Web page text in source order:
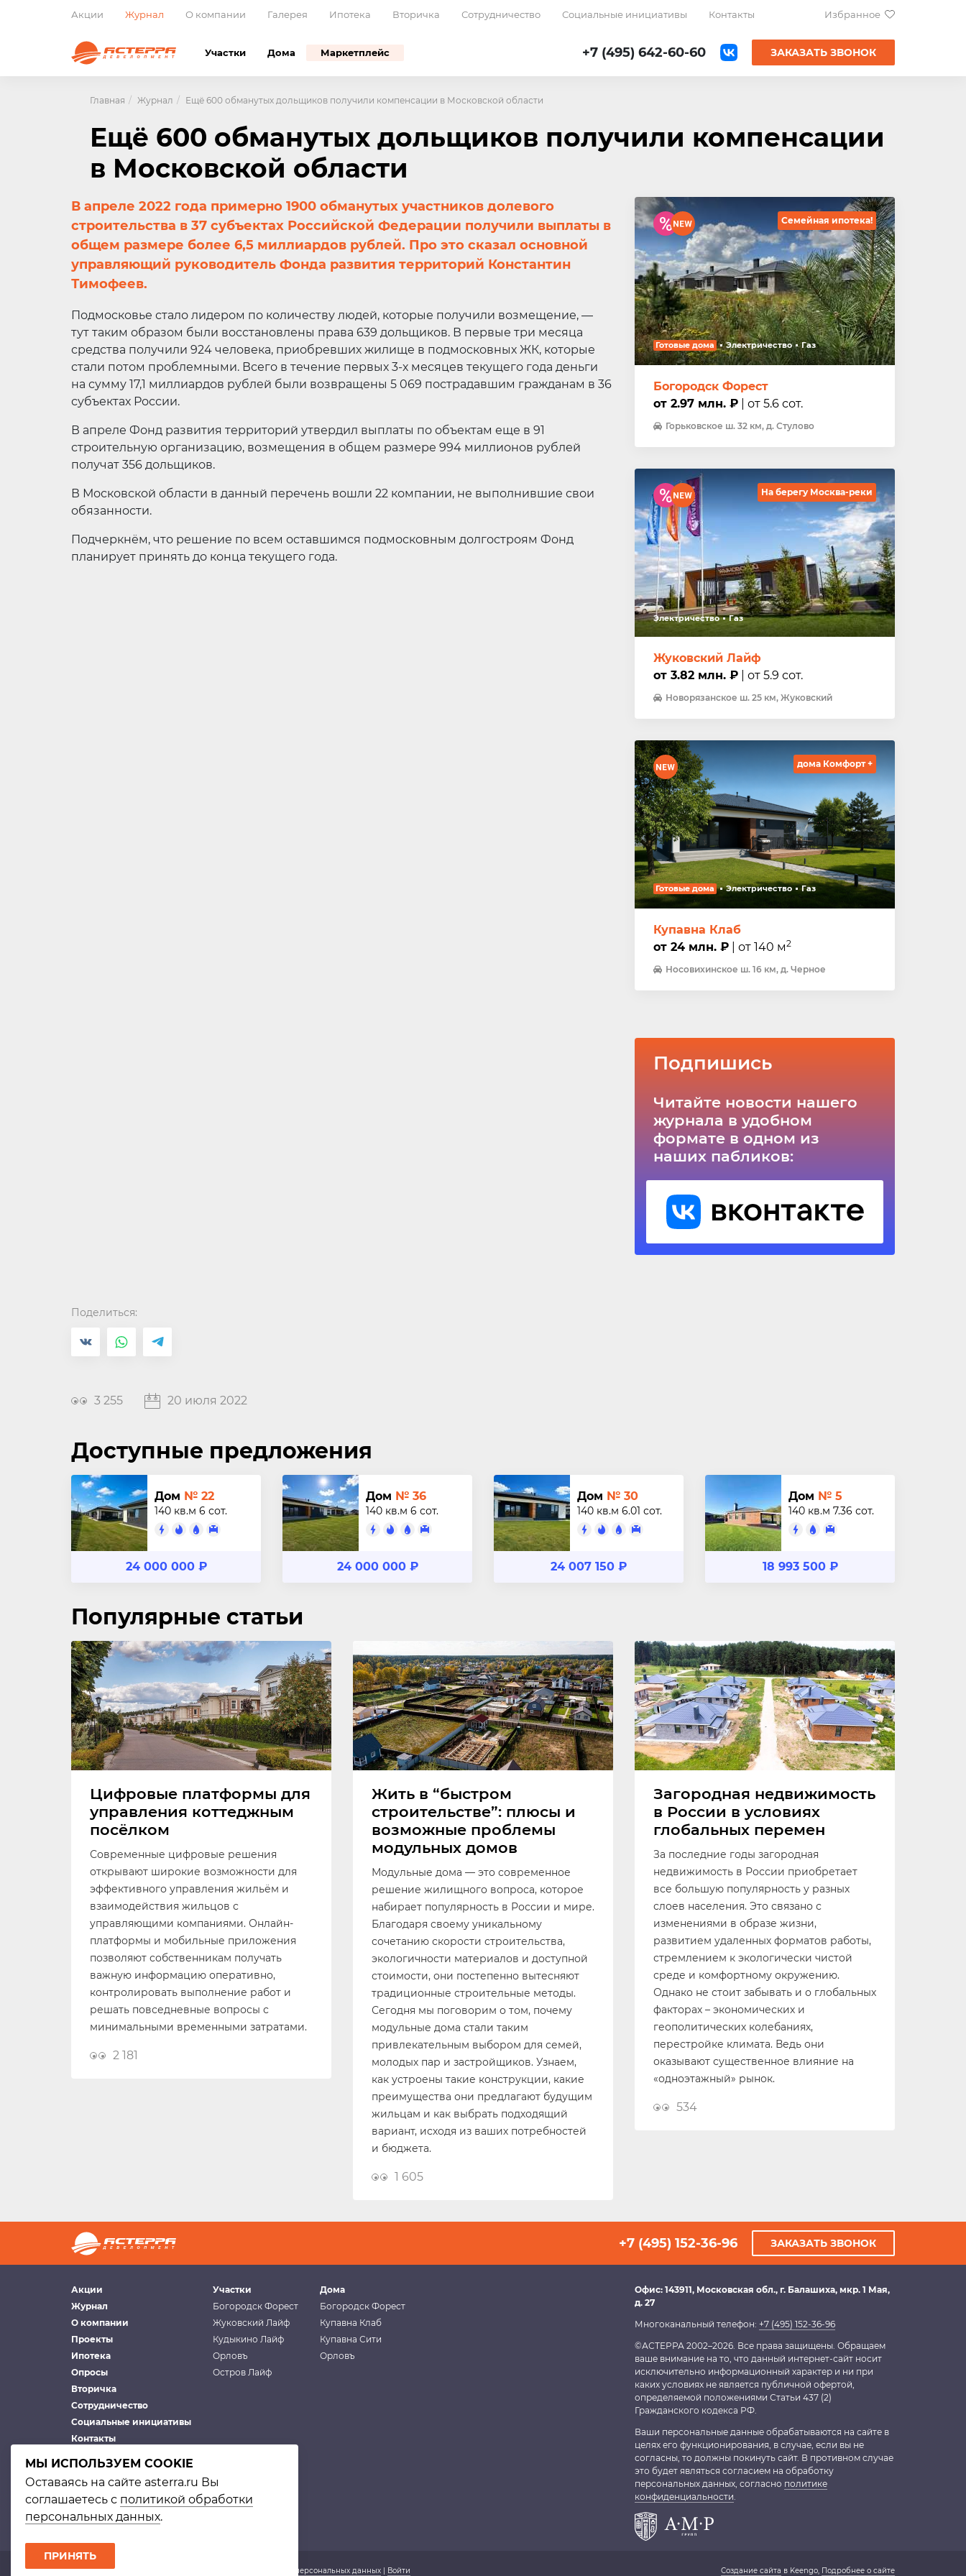
Акции Журнал О компании Галерея Ипотека Вторичка Сотрудничество Социальные инициативы Контакты Избранное
Участки Дома Маркетплейс +7 (495) 642-60-60 ЗАКАЗАТЬ ЗВОНОК
Главная Журнал Ещё 600 обманутых дольщиков получили компенсации в Московской области
Ещё 600 обманутых дольщиков получили компенсации
в Московской области
В апреле 2022 года примерно 1900 обманутых участников долевого
строительства в 37 субъектах Российской Федерации получили выплаты в
общем размере более 6,5 миллиардов рублей. Про это сказал основной
управляющий руководитель Фонда развития территорий Константин
Тимофеев.
Подмосковье стало лидером по количеству людей, которые получили возмещение, —
тут таким образом были восстановлены права 639 дольщиков. В первые три месяца
средства получили 924 человека, приобревших жилище в подмосковных ЖК, которые
стали потом проблемными. Всего в течение первых 3-х месяцев текущего года деньги
на сумму 17,1 миллиардов рублей были возвращены 5 069 пострадавшим гражданам в 36
субъектах России.
В апреле Фонд развития территорий утвердил выплаты по объектам еще в 91
строительную организацию, возмещения в общем размере 994 миллионов рублей
получат 356 дольщиков.
В Московской области в данный перечень вошли 22 компании, не выполнившие свои
обязанности.
Подчеркнём, что решение по всем оставшимся подмосковным долгостроям Фонд
планирует принять до конца текущего года.
Семейная ипотека!
Готовые дома Электричество Газ
Богородск Форест
от 2.97 млн. ₽ | от 5.6 сот.
Горьковское ш. 32 км, д. Стулово
На берегу Москва-реки
Электричество Газ
Жуковский Лайф
от 3.82 млн. ₽ | от 5.9 сот.
Новорязанское ш. 25 км, Жуковский
дома Комфорт +
Готовые дома Электричество Газ
Купавна Клаб
от 24 млн. ₽ | от 140 м2
Носовихинское ш. 16 км, д. Черное
Подпишись
Читайте новости нашего
журнала в удобном
формате в одном из
наших пабликов:
Поделиться:
3 255 20 июля 2022
Доступные предложения
Дом № 22
140 кв.м 6 сот.
24 000 000 ₽
Дом № 36
140 кв.м 6 сот.
24 000 000 ₽
Дом № 30
140 кв.м 6.01 сот.
24 007 150 ₽
Дом № 5
140 кв.м 7.36 сот.
18 993 500 ₽
Популярные статьи
Цифровые платформы для
управления коттеджным
посёлком
Современные цифровые решения
открывают широкие возможности для
эффективного управления жильём и
взаимодействия жильцов с
управляющими компаниями. Онлайн-
платформы и мобильные приложения
позволяют собственникам получать
важную информацию оперативно,
контролировать выполнение работ и
решать повседневные вопросы с
минимальными временными затратами.
2 181
Жить в “быстром
строительстве”: плюсы и
возможные проблемы
модульных домов
Модульные дома — это современное
решение жилищного вопроса, которое
набирает популярность в России и мире.
Благодаря своему уникальному
сочетанию скорости строительства,
экологичности материалов и доступной
стоимости, они постепенно вытесняют
традиционные строительные методы.
Сегодня мы поговорим о том, почему
модульные дома стали таким
привлекательным выбором для семей,
молодых пар и застройщиков. Узнаем,
как устроены такие конструкции, какие
преимущества они предлагают будущим
жильцам и как выбрать подходящий
вариант, исходя из ваших потребностей
и бюджета.
1 605
Загородная недвижимость
в России в условиях
глобальных перемен
За последние годы загородная
недвижимость в России приобретает
все большую популярность у разных
слоев населения. Это связано с
изменениями в образе жизни,
развитием удаленных форматов работы,
стремлением к экологически чистой
среде и комфортному окружению.
Однако не стоит забывать и о глобальных
факторах – экономических и
геополитических колебаниях,
перестройке климата. Ведь они
оказывают существенное влияние на
«одноэтажный» рынок.
534
+7 (495) 152-36-96 ЗАКАЗАТЬ ЗВОНОК
Акции
Журнал
О компании
Проекты
Ипотека
Опросы
Вторичка
Сотрудничество
Социальные инициативы
Контакты
Участки
Богородск Форест
Жуковский Лайф
Кудыкино Лайф
Орловъ
Остров Лайф
Дома
Богородск Форест
Купавна Клаб
Купавна Сити
Орловъ
Офис: 143911, Московская обл., г. Балашиха, мкр. 1 Мая,
д. 27
Многоканальный телефон: +7 (495) 152-36-96
©АСТЕРРА 2002–2026. Все права защищены. Обращаем
ваше внимание на то, что данный интернет-сайт носит
исключительно информационный характер и ни при
каких условиях не является публичной офертой,
определяемой положениями Статьи 437 (2)
Гражданского кодекса РФ.
Ваши персональные данные обрабатываются на сайте в
целях его функционирования, в случае, если вы не
согласны, то должны покинуть сайт. В противном случае
это будет являться согласием на обработку
персональных данных, согласно политике
конфиденциальности.
© Астерра. 2002–2026 | Политика в отношении обработки персональных данных | Войти Создание сайта в Keengo, Подробнее о сайте
МЫ ИСПОЛЬЗУЕМ COOKIE
Оставаясь на сайте asterra.ru Вы
соглашаетесь с политикой обработки
персональных данных.
ПРИНЯТЬ